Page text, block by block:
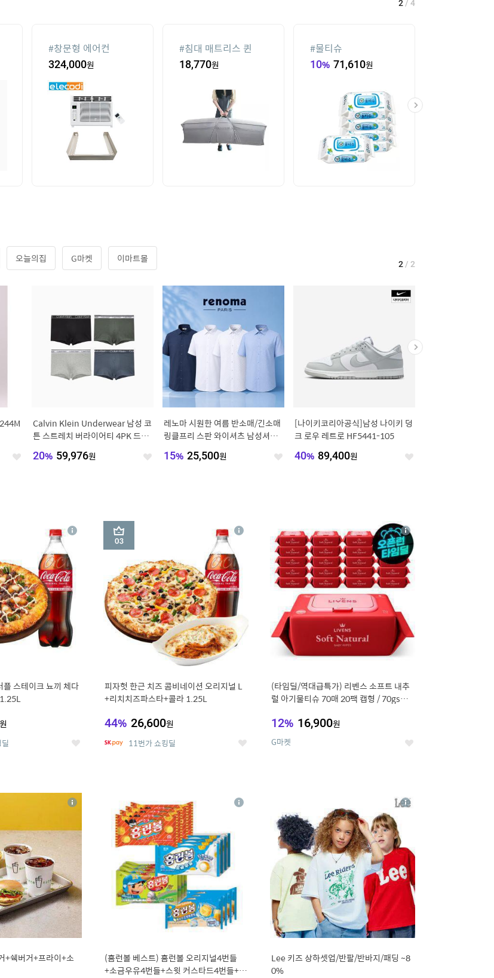
#창문형 에어컨
324,000원
#침대 매트리스 퀸
18,770원
#물티슈
10% 71,610원
2 / 4
오늘의집 G마켓 이마트몰
좋
Calvin Klein Underwear 남성 코
튼 스트레치 버라이어티 4PK 드로
20% 59,976원 좋
레노마 시원한 여름 반소매/긴소매
링클프리 스판 와이셔츠 남성셔츠
15% 25,500원 좋
[나이키코리아공식]남성 나이키 덩
크 로우 레트로 HF5441-105
40% 89,400원 좋
2 / 2
스테이크 뇨끼 체다
원
좋
상
3
피자헛 한근 치즈 콤비네이션 오리지널 L
+리치치즈파스타+콜라 1.25L
44% 26,600원
11번가 쇼킹딜 좋
상
(타임딜/역대급특가) 리벤스 소프트 내추
럴 아기물티슈 70매 20팩 캡형 / 70gsm
12% 16,900원
G마켓 좋
상
세
+쉑버거+프라이+소
상
(홈런볼 베스트) 홈런볼 오리지널4번들
+소금우유4번들+스윗 커스타드4번들+옥
상
Lee 키즈 상하셋업/반팔/반바지/패딩 ~8
0%
상